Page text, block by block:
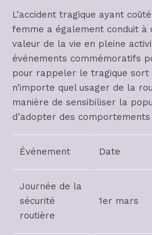
L’accident tragique ayant
femme a également conduit à
valeur de la vie en pleine
événements commémoratifs
pour rappeler le tragique sort
n’importe quel usager de la
manière de sensibiliser la
d’adopter des
Événement Date
Journée de la
sécurité
routière
1er mars